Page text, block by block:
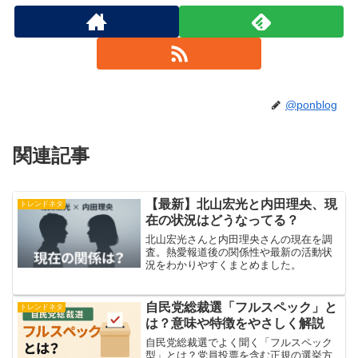
@ponblog
関連記事
トレンドネタ
【最新】北山宏光と内田理央、現
在の状況はどうなってる？
北山宏光さんと内田理央さんの現在を調
査。熱愛報道後の関係性や最新の活動状
況をわかりやすくまとめました。
トレンドネタ
自民党総裁選「フルスペック」と
は？意味や特徴をやさしく解説
自民党総裁選でよく聞く「フルスペック
型」とは？党員投票を含む正規の選挙方